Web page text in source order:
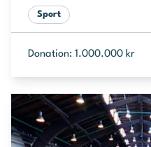
Sport
Donation: 1.000.000 kr